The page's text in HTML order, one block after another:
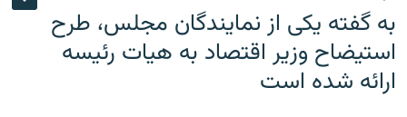
به گفته یکی از نمایندگان مجلس، طرح
استیضاح وزیر اقتصاد به هیات رئیسه
ارائه شده است